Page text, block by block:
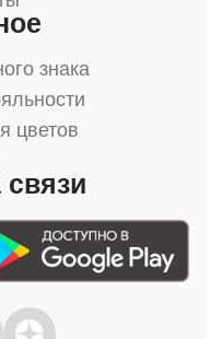
знака
цветов
связи